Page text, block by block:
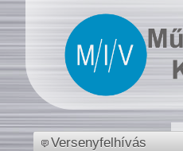
Versenyfelhívás